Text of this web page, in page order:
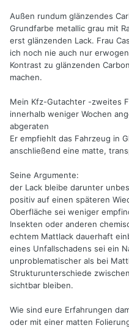
Außen rundum glänzendes
Grundfarbe metallic grau mit
erst glänzenden Lack. Frau
ich noch nie auch nur
Kontrast zu glänzenden
machen.
Mein Kfz-Gutachter -zweites
innerhalb weniger Wochen
abgeraten
Er empfiehlt das Fahrzeug in
anschließend eine matte,
Seine Argumente:
der Lack bleibe darunter
positiv auf einen späteren
Oberfläche sei weniger
Insekten oder anderen
echtem Mattlack dauerhaft
eines Unfallschadens sei ein
unproblematischer als bei
Strukturunterschiede
sichtbar bleiben.
Wie sind eure Erfahrungen
oder mit einer matten